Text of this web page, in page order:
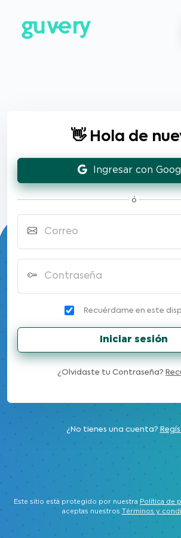
👋 Hola de
Ingresar con
ó
Correo
Contraseña
Recuérdame en este
Iniciar sesión
¿Olvidaste tu Contraseña?
¿No tienes una cuenta?
Este sitio está protegido por nuestra Política de
aceptas nuestros
Términos y